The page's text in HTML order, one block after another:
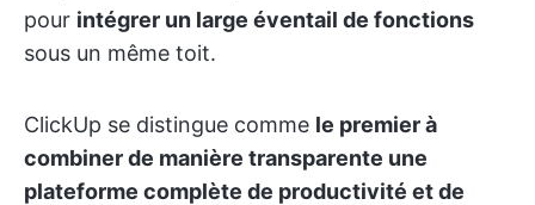
pour intégrer un large éventail de fonctions
sous un même toit.
ClickUp se distingue comme le premier à
combiner de manière transparente une
plateforme complète de productivité et de